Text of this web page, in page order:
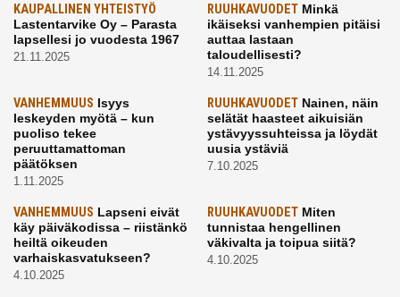
KAUPALLINEN YHTEISTYÖ
Lastentarvike Oy – Parasta
lapsellesi jo vuodesta 1967
21.11.2025
RUUHKAVUODETMinkä
ikäiseksi vanhempien pitäisi
auttaa lastaan
taloudellisesti?
14.11.2025
VANHEMMUUS Isyys
leskeyden myötä – kun
puoliso tekee
peruuttamattoman
päätöksen
1.11.2025
RUUHKAVUODETNainen, näin
selätät haasteet aikuisiän
ystävyyssuhteissa ja löydät
uusia ystäviä
7.10.2025
VANHEMMUUS Lapseni eivät
käy päiväkodissa – riistänkö
heiltä oikeuden
varhaiskasvatukseen?
4.10.2025
RUUHKAVUODETMiten
tunnistaa hengellinen
väkivalta ja toipua siitä?
4.10.2025